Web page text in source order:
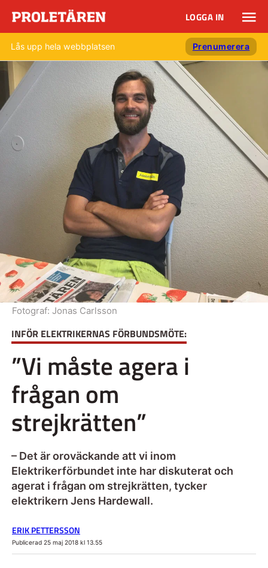
LOGGA IN
Lås upp hela webbplatsen Prenumerera
INFÖR ELEKTRIKERNAS FÖRBUNDSMÖTE:
”Vi måste agera i
frågan om
strejkrätten”
– Det är oroväckande att vi inom
Elektrikerförbundet inte har diskuterat och
agerat i frågan om strejkrätten, tycker
elektrikern Jens Hardewall.
Fotograf: Jonas Carlsson
ERIK PETTERSSON
Publicerad 25 maj 2018 kl 13.55